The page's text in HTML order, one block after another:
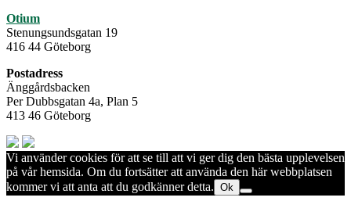
Otium
Stenungsundsgatan 19
416 44 Göteborg
Postadress
Änggårdsbacken
Per Dubbsgatan 4a, Plan 5
413 46 Göteborg
Vi använder cookies för att se till att vi ger dig den bästa upplevelsen
på vår hemsida. Om du fortsätter att använda den här webbplatsen
kommer vi att anta att du godkänner detta. Ok